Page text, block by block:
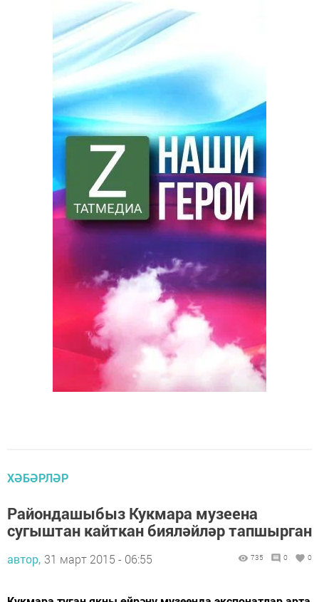
ХӘБӘРЛӘР
Райондашыбыз Кукмара музеена
сугыштан кайткан бияләйләр тапшырган
автор, 31 март 2015 - 06:55 735 0 0